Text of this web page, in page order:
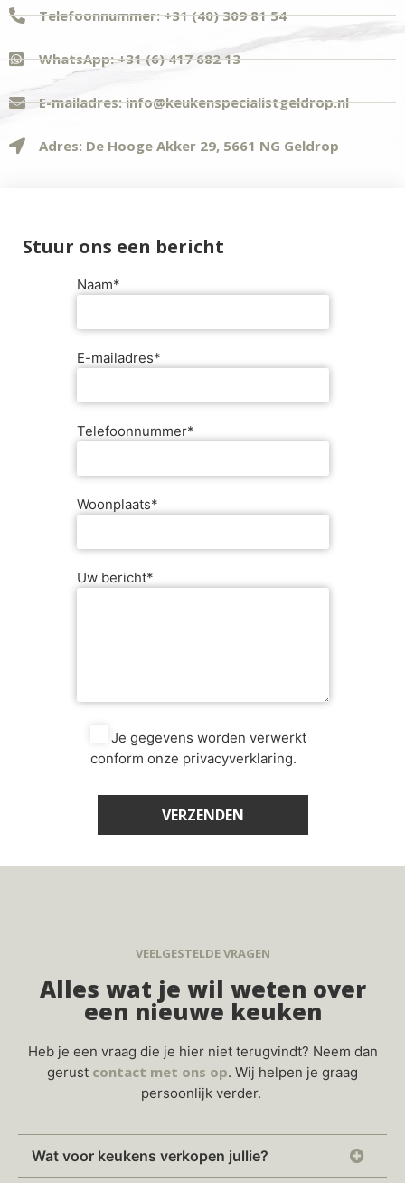
Telefoonnummer: +31 (40) 309 81 54
WhatsApp: +31 (6) 417 682 13
E-mailadres: info@keukenspecialistgeldrop.nl
Adres: De Hooge Akker 29, 5661 NG Geldrop
Stuur ons een bericht
Naam*
E-mailadres*
Telefoonnummer*
Woonplaats*
Uw bericht*
Je gegevens worden verwerkt
conform onze privacyverklaring.
VEELGESTELDE VRAGEN
Alles wat je wil weten over
een nieuwe keuken
Heb je een vraag die je hier niet terugvindt? Neem dan
gerust contact met ons op. Wij helpen je graag
persoonlijk verder.
Wat voor keukens verkopen jullie?